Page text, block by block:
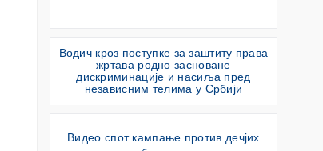
Водич кроз поступке за заштиту права
жртава родно засноване
дискриминације и насиља пред
независним телима у Србији
Видео спот кампање против дечјих